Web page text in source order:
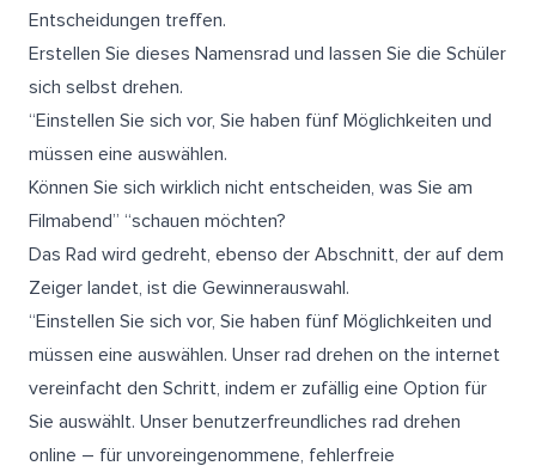
Entscheidungen treffen.
Erstellen Sie dieses Namensrad und lassen Sie die Schüler
sich selbst drehen.
“Einstellen Sie sich vor, Sie haben fünf Möglichkeiten und
müssen eine auswählen.
Können Sie sich wirklich nicht entscheiden, was Sie am
Filmabend” “schauen möchten?
Das Rad wird gedreht, ebenso der Abschnitt, der auf dem
Zeiger landet, ist die Gewinnerauswahl.
“Einstellen Sie sich vor, Sie haben fünf Möglichkeiten und
müssen eine auswählen. Unser rad drehen on the internet
vereinfacht den Schritt, indem er zufällig eine Option für
Sie auswählt. Unser benutzerfreundliches rad drehen
online – für unvoreingenommene, fehlerfreie